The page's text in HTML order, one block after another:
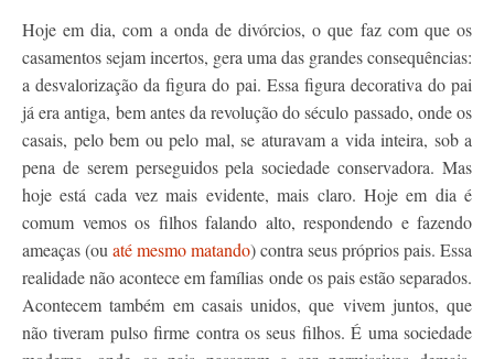
Hoje em dia, com a onda de divórcios, o que faz com que os
casamentos sejam incertos, gera uma das grandes consequências:
a desvalorização da figura do pai. Essa figura decorativa do pai
já era antiga, bem antes da revolução do século passado, onde os
casais, pelo bem ou pelo mal, se aturavam a vida inteira, sob a
pena de serem perseguidos pela sociedade conservadora. Mas
hoje está cada vez mais evidente, mais claro. Hoje em dia é
comum vemos os filhos falando alto, respondendo e fazendo
ameaças (ou até mesmo matando) contra seus próprios pais. Essa
realidade não acontece em famílias onde os pais estão separados.
Acontecem também em casais unidos, que vivem juntos, que
não tiveram pulso firme contra os seus filhos. É uma sociedade